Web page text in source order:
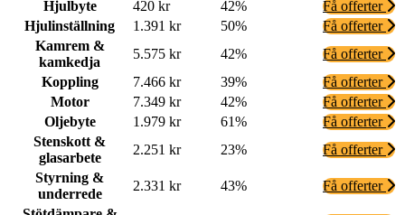
Hjulbyte
420 kr 42%
Få offerter
Hjulinställning
1.391 kr 50%
Få offerter
Kamrem &
kamkedja
5.575 kr 42%
Få offerter
Koppling
7.466 kr 39%
Få offerter
Motor
7.349 kr 42%
Få offerter
Oljebyte
1.979 kr 61%
Få offerter
Stenskott &
glasarbete
2.251 kr 23%
Få offerter
Styrning &
underrede
2.331 kr 43%
Få offerter